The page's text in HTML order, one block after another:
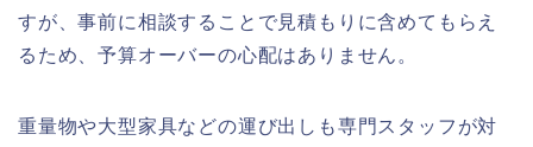
すが、事前に相談することで見積もりに含めてもらえ
るため、予算オーバーの心配はありません。
重量物や大型家具などの運び出しも専門スタッフが対